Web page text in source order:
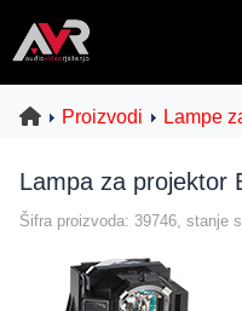
Proizvodi Lampe
Lampa za projektor
Šifra proizvoda: 39746, stanje